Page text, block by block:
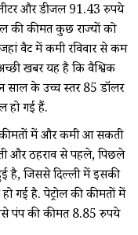
और डीजल 91.43 रुपये
की कीमत कुछ राज्यों को
जहां वैट में कमी रविवार से कम
खबर यह है कि वैश्विक
साल के उच्च स्तर 85 डॉलर
हो गई हैं.
कीमतों में और कमी आ सकती
और ठहराव से पहले, पिछले
है, जिससे दिल्ली में इसकी
गई है. पेट्रोल की कीमतों में
पंप की कीमत 8.85 रुपये